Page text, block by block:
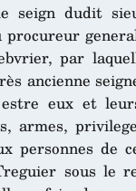
seign dudit
par
ancienne
eux et
armes,
personnes
sous le